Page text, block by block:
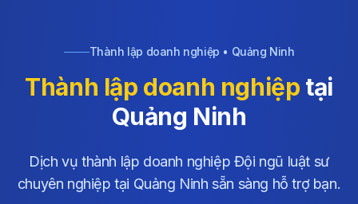
Thành lập doanh nghiệp • Quảng Ninh
Thành lập doanh nghiệp tại
Quảng Ninh
Dịch vụ thành lập doanh nghiệp Đội ngũ luật sư
chuyên nghiệp tại Quảng Ninh sẵn sàng hỗ trợ bạn.